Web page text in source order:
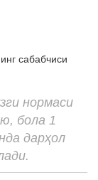
нормаси
бола 1
дарҳол